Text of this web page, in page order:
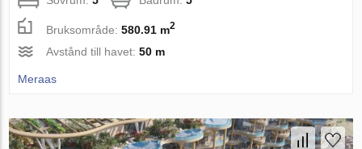
Bruksområde:580.91 m2
Avstånd till havet:50 m
Meraas